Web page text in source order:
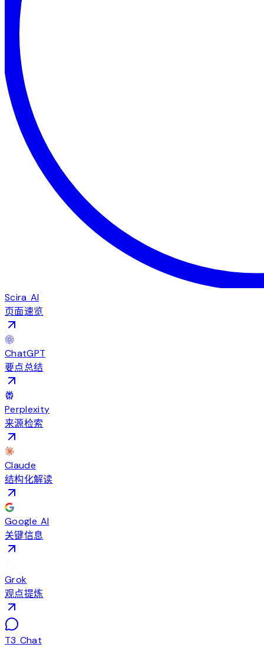
Scira AI
页面速览
ChatGPT
要点总结
Perplexity
来源检索
Claude
结构化解读
Google AI
关键信息
Grok
观点提炼
T3 Chat